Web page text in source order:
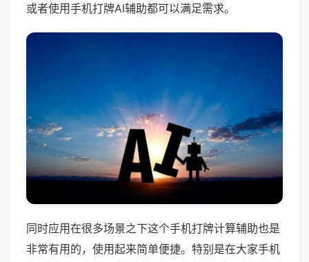
或者使用手机打牌AI辅助都可以满足需求。
同时应用在很多场景之下这个手机打牌计算辅助也是
非常有用的，使用起来简单便捷。特别是在大家手机